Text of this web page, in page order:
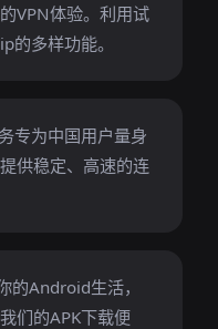
VPN体验。利用试
的多样功能。
专为中国用户量身
供稳定、高速的连
的Android生活，
们的APK下载便